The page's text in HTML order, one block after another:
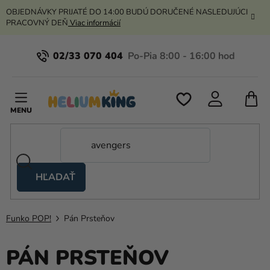
Prejsť
na
OBJEDNÁVKY PRIJATÉ DO 14:00 BUDÚ DORUČENÉ NASLEDUJÚCI
PRACOVNÝ DEŇ Viac informácií
02/33 070 404
HĽADAŤ
stany
Kanekalon
Hélium
a
Funko POP! Pán Prsteňov
PÁN PRSTEŇOV